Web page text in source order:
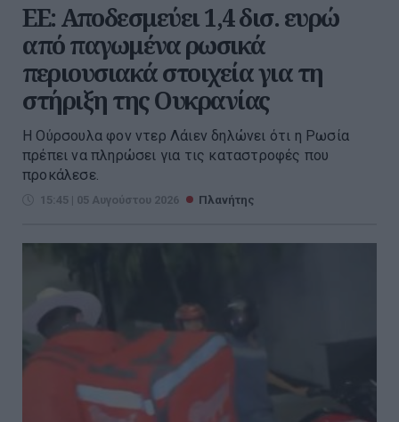
ΕΕ: Αποδεσμεύει 1,4 δισ. ευρώ
από παγωμένα ρωσικά
περιουσιακά στοιχεία για τη
στήριξη της Ουκρανίας
Η Ούρσουλα φον ντερ Λάιεν δηλώνει ότι η Ρωσία
πρέπει να πληρώσει για τις καταστροφές που
προκάλεσε.
15:45 | 05 Αυγούστου 2026 Πλανήτης